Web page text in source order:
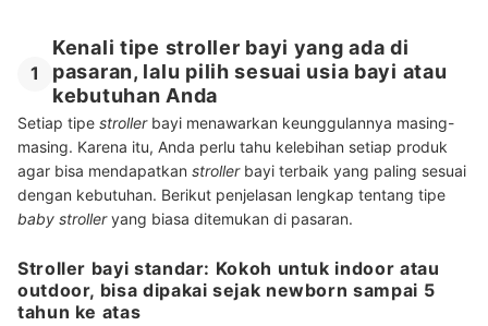
1
Kenali tipe stroller bayi yang ada di
pasaran, lalu pilih sesuai usia bayi atau
kebutuhan Anda
Setiap tipe strollerbayi menawarkan keunggulannya masing-
masing. Karena itu, Anda perlu tahu kelebihan setiap produk
agar bisa mendapatkan strollerbayi terbaik yang paling sesuai
dengan kebutuhan. Berikut penjelasan lengkap tentang tipe
baby strolleryang biasa ditemukan di pasaran.
Stroller bayi standar: Kokoh untuk indoor atau
outdoor, bisa dipakai sejak newborn sampai 5
tahun ke atas